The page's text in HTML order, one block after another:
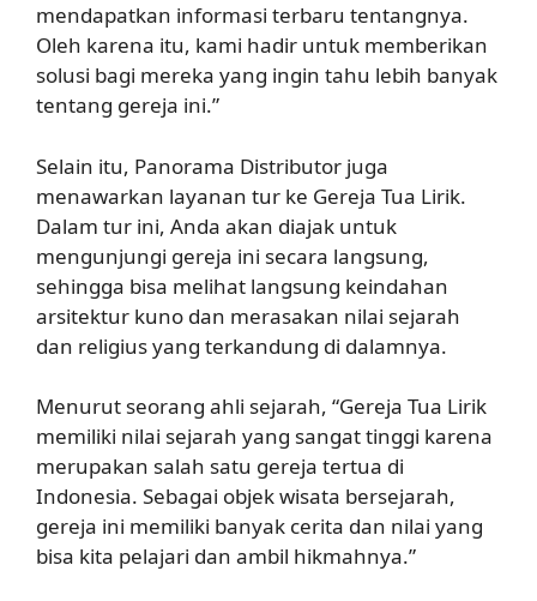
mendapatkan informasi terbaru tentangnya.
Oleh karena itu, kami hadir untuk memberikan
solusi bagi mereka yang ingin tahu lebih banyak
tentang gereja ini.”
Selain itu, Panorama Distributor juga
menawarkan layanan tur ke Gereja Tua Lirik.
Dalam tur ini, Anda akan diajak untuk
mengunjungi gereja ini secara langsung,
sehingga bisa melihat langsung keindahan
arsitektur kuno dan merasakan nilai sejarah
dan religius yang terkandung di dalamnya.
Menurut seorang ahli sejarah, “Gereja Tua Lirik
memiliki nilai sejarah yang sangat tinggi karena
merupakan salah satu gereja tertua di
Indonesia. Sebagai objek wisata bersejarah,
gereja ini memiliki banyak cerita dan nilai yang
bisa kita pelajari dan ambil hikmahnya.”